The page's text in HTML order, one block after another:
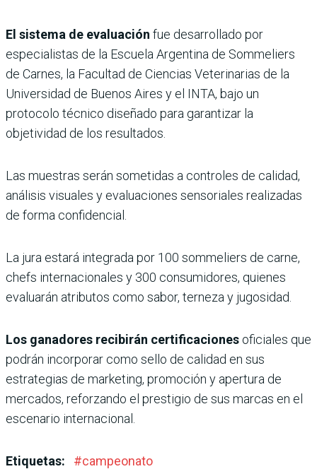
El sistema de evaluación fue desarrollado por
especialistas de la Escuela Argentina de Sommeliers
de Carnes, la Facultad de Ciencias Veterinarias de la
Universidad de Buenos Aires y el INTA, bajo un
protocolo técnico diseñado para garantizar la
objetividad de los resultados.
Las muestras serán sometidas a controles de calidad,
análisis visuales y evaluaciones sensoriales realizadas
de forma confidencial.
La jura estará integrada por 100 sommeliers de carne,
chefs internacionales y 300 consumidores, quienes
evaluarán atributos como sabor, terneza y jugosidad.
Los ganadores recibirán certificaciones oficiales que
podrán incorporar como sello de calidad en sus
estrategias de marketing, promoción y apertura de
mercados, reforzando el prestigio de sus marcas en el
escenario internacional.
Etiquetas: #campeonato